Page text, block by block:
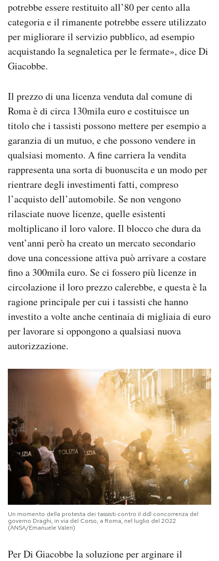
potrebbe essere restituito all’80 per cento alla
categoria e il rimanente potrebbe essere utilizzato
per migliorare il servizio pubblico, ad esempio
acquistando la segnaletica per le fermate», dice Di
Giacobbe.
Il prezzo di una licenza venduta dal comune di
Roma è di circa 130mila euro e costituisce un
titolo che i tassisti possono mettere per esempio a
garanzia di un mutuo, e che possono vendere in
qualsiasi momento. A fine carriera la vendita
rappresenta una sorta di buonuscita e un modo per
rientrare degli investimenti fatti, compreso
l’acquisto dell’automobile. Se non vengono
rilasciate nuove licenze, quelle esistenti
moltiplicano il loro valore. Il blocco che dura da
vent’anni però ha creato un mercato secondario
dove una concessione attiva può arrivare a costare
fino a 300mila euro. Se ci fossero più licenze in
circolazione il loro prezzo calerebbe, e questa è la
ragione principale per cui i tassisti che hanno
investito a volte anche centinaia di migliaia di euro
per lavorare si oppongono a qualsiasi nuova
autorizzazione.
Un momento della protesta dei tassisti contro il ddl concorrenza del
governo Draghi, in via del Corso, a Roma, nel luglio del 2022
(ANSA/Emanuele Valeri)
Per Di Giacobbe la soluzione per arginare il